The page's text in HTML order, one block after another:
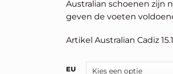
Australian schoenen zijn
geven de voeten
Artikel Australian Cadiz
EU
Alternative: